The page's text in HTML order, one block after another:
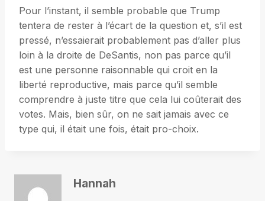
Pour l’instant, il semble probable que Trump
tentera de rester à l’écart de la question et, s’il est
pressé, n’essaierait probablement pas d’aller plus
loin à la droite de DeSantis, non pas parce qu’il
est une personne raisonnable qui croit en la
liberté reproductive, mais parce qu’il semble
comprendre à juste titre que cela lui coûterait des
votes. Mais, bien sûr, on ne sait jamais avec ce
type qui, il était une fois, était pro-choix.
Hannah